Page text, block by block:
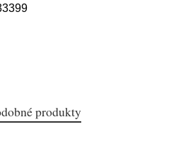
produkty